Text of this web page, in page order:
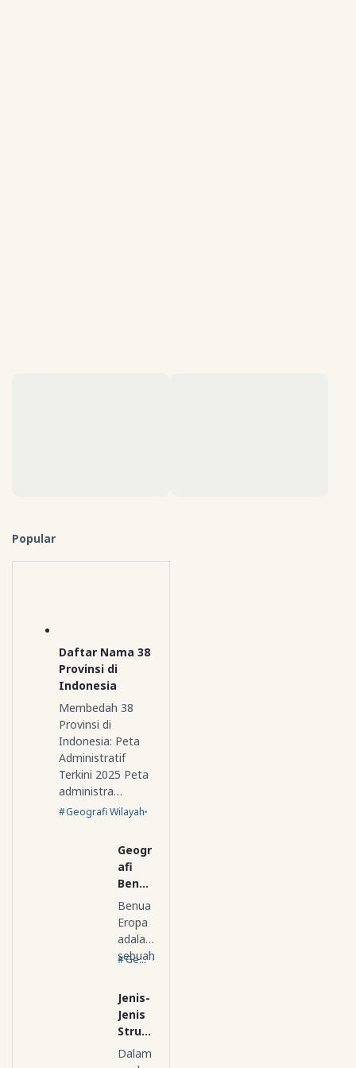
Popular
Daftar Nama 38
Provinsi di
Indonesia
Membedah 38
Provinsi di
Indonesia: Peta
Administratif
Terkini 2025 Peta
administra…
Geografi Wilayah
Geogr
afi
Benua
Eropa
Benua
Eropa
adalah
sebuah
yang
bera…
Geografi Regional Dunia
Jenis-
Jenis
Strukt
ur
Geolo
Dalam